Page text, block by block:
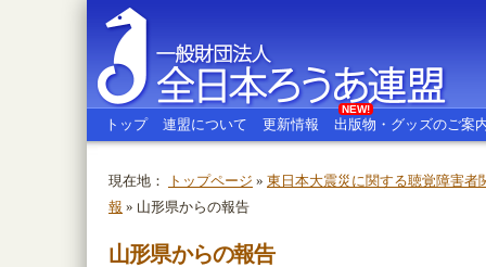
全日本ろうあ連盟
トップ 連盟について 更新情報 出版物・グッズのご案
NEW!
現在地： トップページ » 東日本大震災に関する聴覚障害者
報 » 山形県からの報告
山形県からの報告